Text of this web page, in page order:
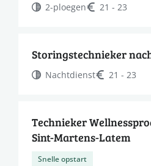
2-ploegen 21 - 23
Storingstechnieker
Nachtdienst 21 - 23
Technieker
Sint-Martens-Latem
Snelle opstart